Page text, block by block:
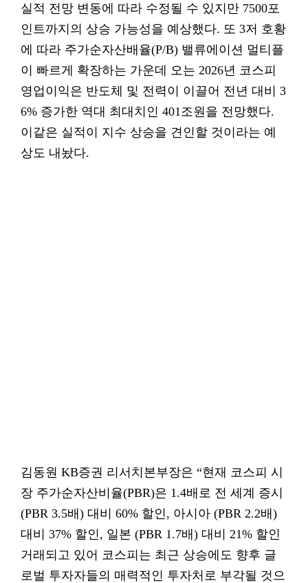
실적 전망 변동에 따라 수정될 수 있지만 7500포
인트까지의 상승 가능성을 예상했다. 또 3저 호황
에 따라 주가순자산배율(P/B) 밸류에이션 멀티플
이 빠르게 확장하는 가운데 오는 2026년 코스피
영업이익은 반도체 및 전력이 이끌어 전년 대비 3
6% 증가한 역대 최대치인 401조원을 전망했다.
이같은 실적이 지수 상승을 견인할 것이라는 예
상도 내놨다.
김동원 KB증권 리서치본부장은 “현재 코스피 시
장 주가순자산비율(PBR)은 1.4배로 전 세계 증시
(PBR 3.5배) 대비 60% 할인, 아시아 (PBR 2.2배)
대비 37% 할인, 일본 (PBR 1.7배) 대비 21% 할인
거래되고 있어 코스피는 최근 상승에도 향후 글
로벌 투자자들의 매력적인 투자처로 부각될 것으